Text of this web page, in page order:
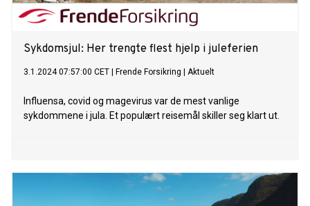
Sykdomsjul: Her trengte flest hjelp i juleferien
3.1.2024 07:57:00 CET Frende Forsikring Aktuelt
Influensa, covid og magevirus var de mest vanlige
sykdommene i jula. Et populært reisemål skiller seg klart ut.